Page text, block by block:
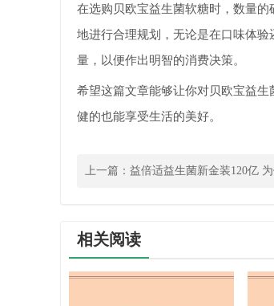
在选购贝欧宝益生菌软糖时，数量
地进行合理规划，无论是在口味体
量，以便作出明智的消费决策。
希望这篇文章能够让你对贝欧宝益
健的也能享受生活的美好。
上一篇： 益倍适益生菌新金装120亿
相关阅读